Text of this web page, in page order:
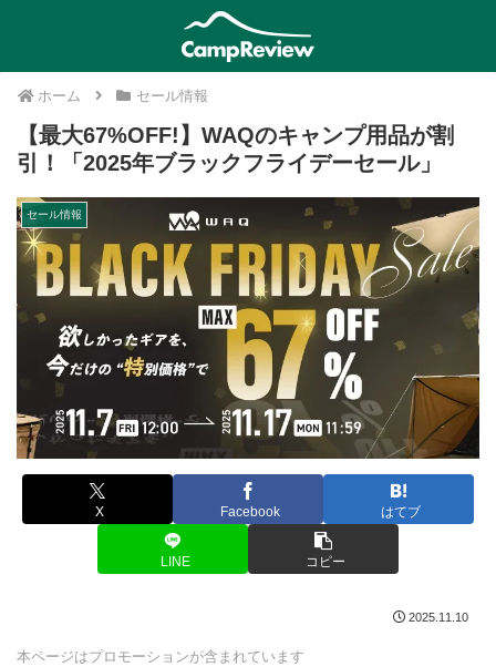
ホーム セール情報
【最大67%OFF!】WAQのキャンプ用品が割
引！「2025年ブラックフライデーセール」
セール情報
X Facebook はてブ
LINE コピー
2025.11.10
本ページはプロモーションが含まれています